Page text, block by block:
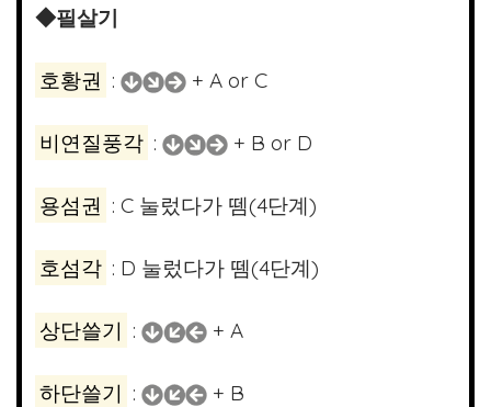
◆필살기
호황권 : + A or C
비연질풍각 : + B or D
용섬권 : C 눌렀다가 뗌(4단계)
호섬각 : D 눌렀다가 뗌(4단계)
상단쓸기 : + A
하단쓸기 : + B